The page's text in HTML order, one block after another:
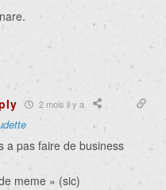
2 mois il y a
a pas faire de business
meme » (sic)